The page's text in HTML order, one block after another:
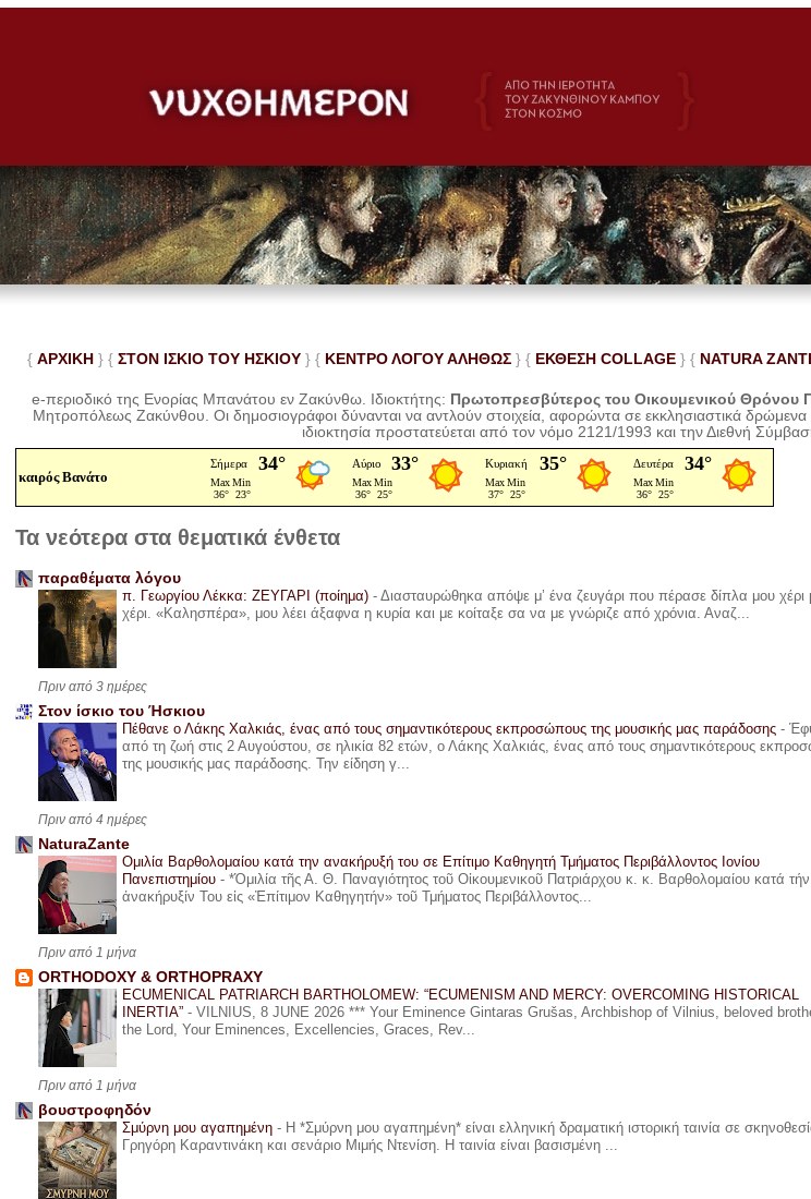
{ ΑΡΧΙΚΗ } { ΣΤΟΝ ΙΣΚΙΟ ΤΟΥ ΗΣΚΙΟΥ } { ΚΕΝΤΡΟ ΛΟΓΟΥ ΑΛΗΘΩΣ } { ΕΚΘΕΣΗ COLLAGE }{ NATURA
e-περιοδικό της Ενορίας Μπανάτου εν Ζακύνθω. Ιδιοκτήτης: Πρωτοπρεσβύτερος του Οικουμενικού Θρόνου
Μητροπόλεως Ζακύνθου.Οι δημοσιογράφοι δύνανται να αντλούν στοιχεία, αφορώντα σε εκκλησιαστικά
ιδιοκτησία προστατεύεται από τον νόμο 2121/1993 και την Διεθνή
καιρός Βανάτο
Τα νεότερα στα θεματικά ένθετα
παραθέματα λόγου
π. Γεωργίου Λέκκα: ΖΕΥΓΑΡΙ (ποίημα) - Διασταυρώθηκα απόψε μ’ ένα ζευγάρι που πέρασε δίπλα μου χέρι
χέρι. «Καλησπέρα», μου λέει άξαφνα η κυρία και με κοίταξε σα να με γνώριζε από χρόνια. Αναζ...
Πριν από 3 ημέρες
Στον ίσκιο του Ήσκιου
Πέθανε ο Λάκης Χαλκιάς, ένας από τους σημαντικότερους εκπροσώπους της μουσικής μας παράδοσης -
από τη ζωή στις 2 Αυγούστου, σε ηλικία 82 ετών, ο Λάκης Χαλκιάς, ένας από τους σημαντικότερους
της μουσικής μας παράδοσης. Την είδηση γ...
Πριν από 4 ημέρες
NaturaZante
Ομιλία Βαρθολομαίου κατά την ανακήρυξή του σε Επίτιμο Καθηγητή Τμήματος Περιβάλλοντος Ιονίου
Πανεπιστημίου - *Ὁμιλία τῆς Α. Θ. Παναγιότητος τοῦ Οἰκουμενικοῦ Πατριάρχου κ. κ. Βαρθολομαίου κατά τήν
ἀνακήρυξίν Του εἰς «Ἐπίτιμον Καθηγητήν» τοῦ Τμήματος Περιβάλλοντος...
Πριν από 1 μήνα
ORTHODOXY & ORTHOPRAXY
ECUMENICAL PATRIARCH BARTHOLOMEW: “ECUMENISM AND MERCY: OVERCOMING HISTORICAL
INERTIA” - VILNIUS, 8 JUNE 2026 *** Your Eminence Gintaras Grušas, Archbishop of Vilnius, beloved
the Lord, Your Eminences, Excellencies, Graces, Rev...
Πριν από 1 μήνα
βουστροφηδόν
Σμύρνη μου αγαπημένη - Η *Σμύρνη μου αγαπημένη* είναι ελληνική δραματική ιστορική ταινία σε
Γρηγόρη Καραντινάκη και σενάριο Μιμής Ντενίση. Η ταινία είναι βασισμένη ...